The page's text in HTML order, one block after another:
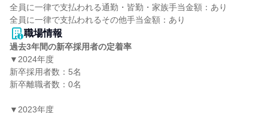
全員に一律で支払われる通勤・皆勤・家族手当金額：あり
職場情報
過去3年間の新卒採用者の定着率
▼2024年度
新卒採用者数：5名
新卒離職者数：0名
▼2023年度